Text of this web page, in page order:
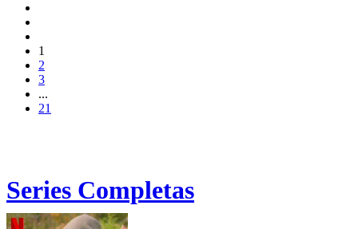
1
2
3
...
21
Series Completas